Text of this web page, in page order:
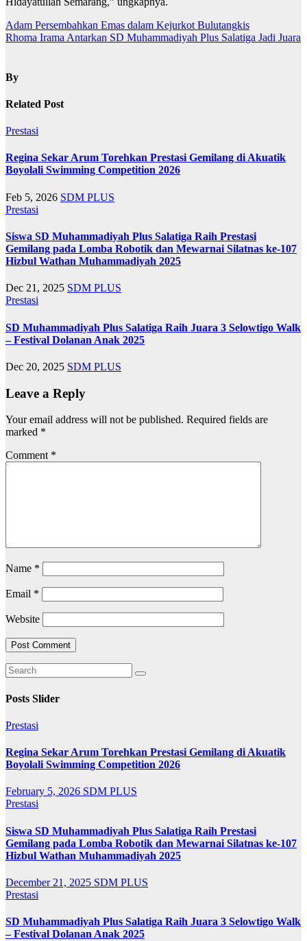
Post
navigation
Adam Persembahkan Emas dalam Kejurkot Bulutangkis
Rhoma Irama Antarkan SD Muhammadiyah Plus Salatiga Jadi Juara
By
Related Post
Prestasi
Regina Sekar Arum Torehkan Prestasi Gemilang di Akuatik
Boyolali Swimming Competition 2026
Feb 5, 2026 SDM PLUS
Prestasi
Siswa SD Muhammadiyah Plus Salatiga Raih Prestasi
Gemilang pada Lomba Robotik dan Mewarnai Silatnas ke-107
Hizbul Wathan Muhammadiyah 2025
Dec 21, 2025 SDM PLUS
Prestasi
SD Muhammadiyah Plus Salatiga Raih Juara 3 Selowtigo Walk
– Festival Dolanan Anak 2025
Dec 20, 2025 SDM PLUS
Leave a Reply
Your email address will not be published. Required fields are
marked *
Comment *
Name *
Email *
Website
Posts Slider
Prestasi
Regina Sekar Arum Torehkan Prestasi Gemilang di Akuatik
Boyolali Swimming Competition 2026
February 5, 2026 SDM PLUS
Prestasi
Siswa SD Muhammadiyah Plus Salatiga Raih Prestasi
Gemilang pada Lomba Robotik dan Mewarnai Silatnas ke-107
Hizbul Wathan Muhammadiyah 2025
December 21, 2025 SDM PLUS
Prestasi
SD Muhammadiyah Plus Salatiga Raih Juara 3 Selowtigo Walk
– Festival Dolanan Anak 2025